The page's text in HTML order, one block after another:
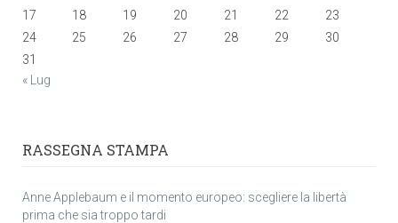
17
18 19 20 21 22
23
24
25 26 27 28 29
30
31
« Lug
RASSEGNA STAMPA
Anne Applebaum e il momento europeo: scegliere la libertà
prima che sia troppo tardi